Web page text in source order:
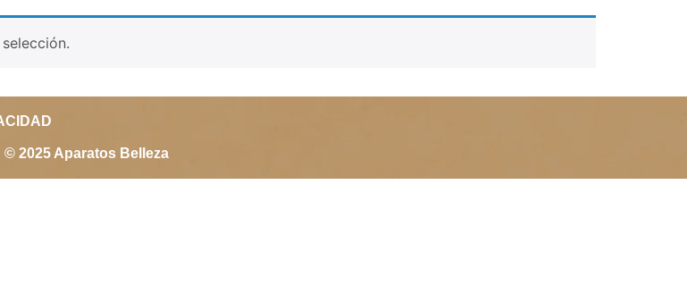
© 2025 Aparatos Belleza